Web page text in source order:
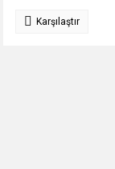
Karşılaştır